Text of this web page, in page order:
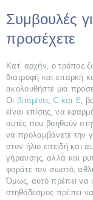
Συμβουλές
προσέχετε
Κατ’ αρχήν, ο τρόπος
διατροφή και επαρκή
ακολουθήστε μια
Οι βιταμίνες C και E,
είναι επίσης, να
αυτές που βοηθούν
να προλαμβάνετε την
στον ήλιο επειδή και
γήρανσης, αλλά και
φοράτε τον σωστό,
Όμως, αυτό πρέπει να
στηθόδεσμος πρέπει